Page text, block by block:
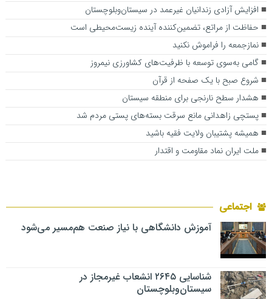
افزایش آزادی زندانیان غیرعمد در سیستان‌وبلوچستان
حفاظت از مراتع، تضمین‌کننده آینده زیست‌محیطی است
نمازجمعه را فراموش نکنید
گامی به‌سوی توسعه با ظرفیت‌های کشاورزی نیمروز
شروع صبح با یک صفحه از قرآن
هشدار سطح نارنجی برای منطقه سیستان
پستچی زاهدانی مانع سرقت بسته‌های پستی مردم شد
همیشه پشتیبان ولایت فقیه باشید
ملت ایران نماد مقاومت و اقتدار
اجتماعی
آموزش دانشگاهی با نیاز صنعت هم‌مسیر می‌شود
شناسایی ۲۶۴۵ انشعاب غیرمجاز در
سیستان‌وبلوچستان